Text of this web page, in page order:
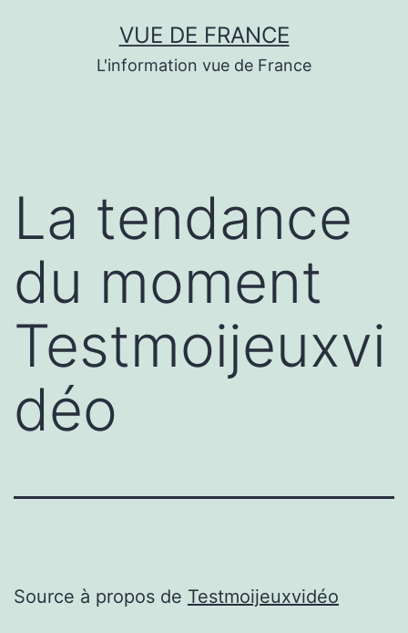
VUE DE FRANCE
L'information vue de France
La tendance
du moment
Testmoijeuxvi
déo
Source à propos de Testmoijeuxvidéo